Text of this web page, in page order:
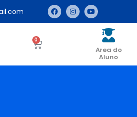
0
Area do
Aluno